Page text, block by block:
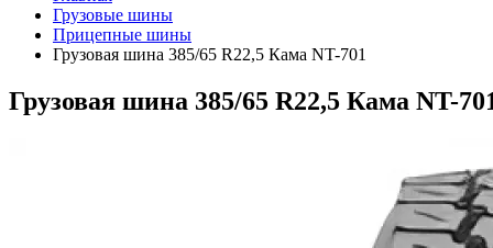
Грузовые шины
Прицепные шины
Грузовая шина 385/65 R22,5 Кама NT-701
Грузовая шина 385/65 R22,5 Кама NT-